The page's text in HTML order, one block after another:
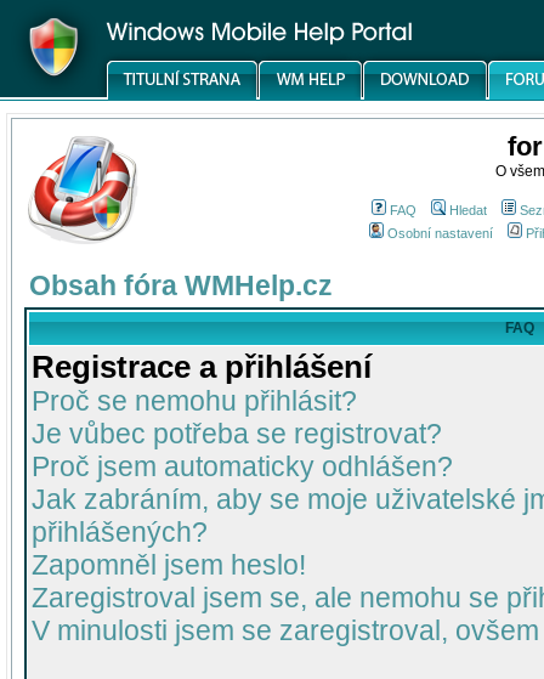
O
FAQ Hledat
Osobní nastavení
Obsah fóra WMHelp.cz
FAQ
Registrace a přihlášení
Proč se nemohu přihlásit?
Je vůbec potřeba se registrovat?
Proč jsem automaticky odhlášen?
Jak zabráním, aby se moje uživatelské
přihlášených?
Zapomněl jsem heslo!
Zaregistroval jsem se, ale nemohu se
V minulosti jsem se zaregistroval,